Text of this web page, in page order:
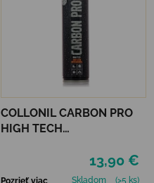
COLLONIL CARBON PRO
HIGH TECH
13,90 €
Pozrieť viac Skladom (>5 ks)